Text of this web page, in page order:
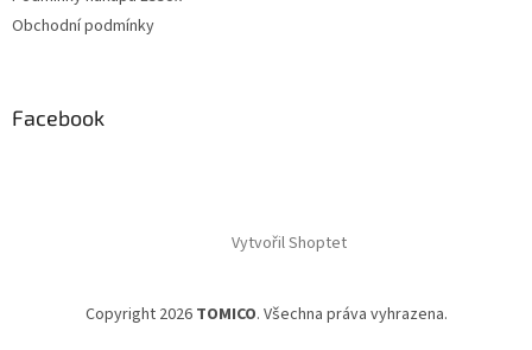
Obchodní podmínky
Facebook
Vytvořil Shoptet
Copyright 2026 TOMICO. Všechna práva vyhrazena.